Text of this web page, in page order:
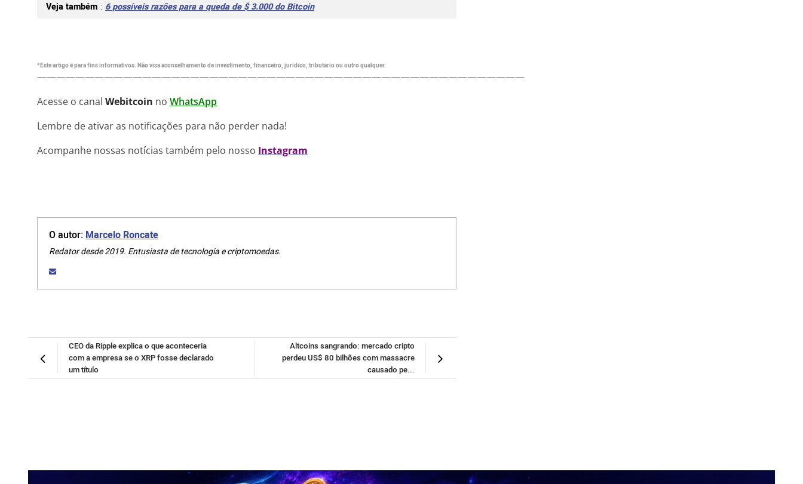
Veja também : 6 possíveis razões para a queda de $ 3.000 do Bitcoin
*Este artigo é para fins informativos. Não visa aconselhamento de investimento, financeiro, jurídico, tributário ou outro qualquer.
———————————————————————————————————————————————————
Acesse o canal Webitcoin no WhatsApp
Lembre de ativar as notificações para não perder nada!
Acompanhe nossas notícias também pelo nosso Instagram
O autor:Marcelo Roncate
Redator desde 2019. Entusiasta de tecnologia e criptomoedas.
Altcoins sangrando: mercado cripto
perdeu US$ 80 bilhões com massacre
causado pe...
CEO da Ripple explica o que aconteceria
com a empresa se o XRP fosse declarado
um título